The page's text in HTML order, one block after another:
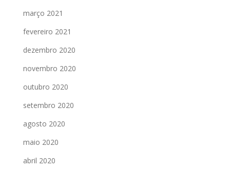
março 2021
fevereiro 2021
dezembro 2020
novembro 2020
outubro 2020
setembro 2020
agosto 2020
maio 2020
abril 2020